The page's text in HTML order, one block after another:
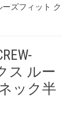
ズフィット ク
ス ルー
ック半